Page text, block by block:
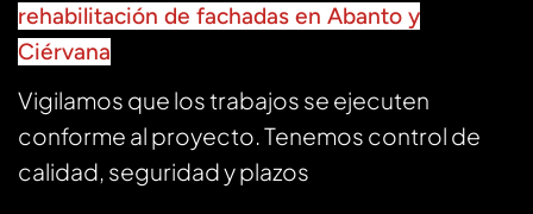
rehabilitación de fachadas en Abanto y
Ciérvana
Vigilamos que los trabajos se ejecuten
conforme al proyecto. Tenemos control de
calidad, seguridad y plazos